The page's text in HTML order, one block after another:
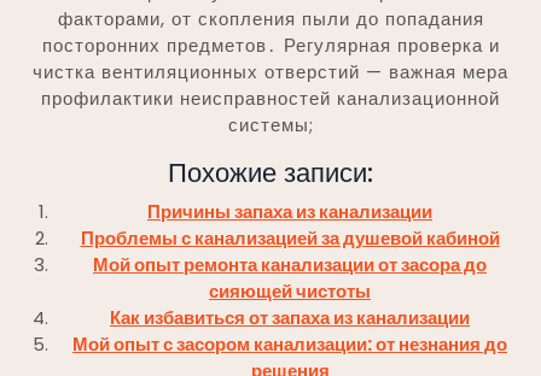
факторами, от скопления пыли до попадания
посторонних предметов․ Регулярная проверка и
чистка вентиляционных отверстий — важная мера
профилактики неисправностей канализационной
системы;
Похожие записи:
Причины запаха из канализации
Проблемы с канализацией за душевой кабиной
Мой опыт ремонта канализации от засора до
сияющей чистоты
Как избавиться от запаха из канализации
Мой опыт с засором канализации: от незнания до
решения